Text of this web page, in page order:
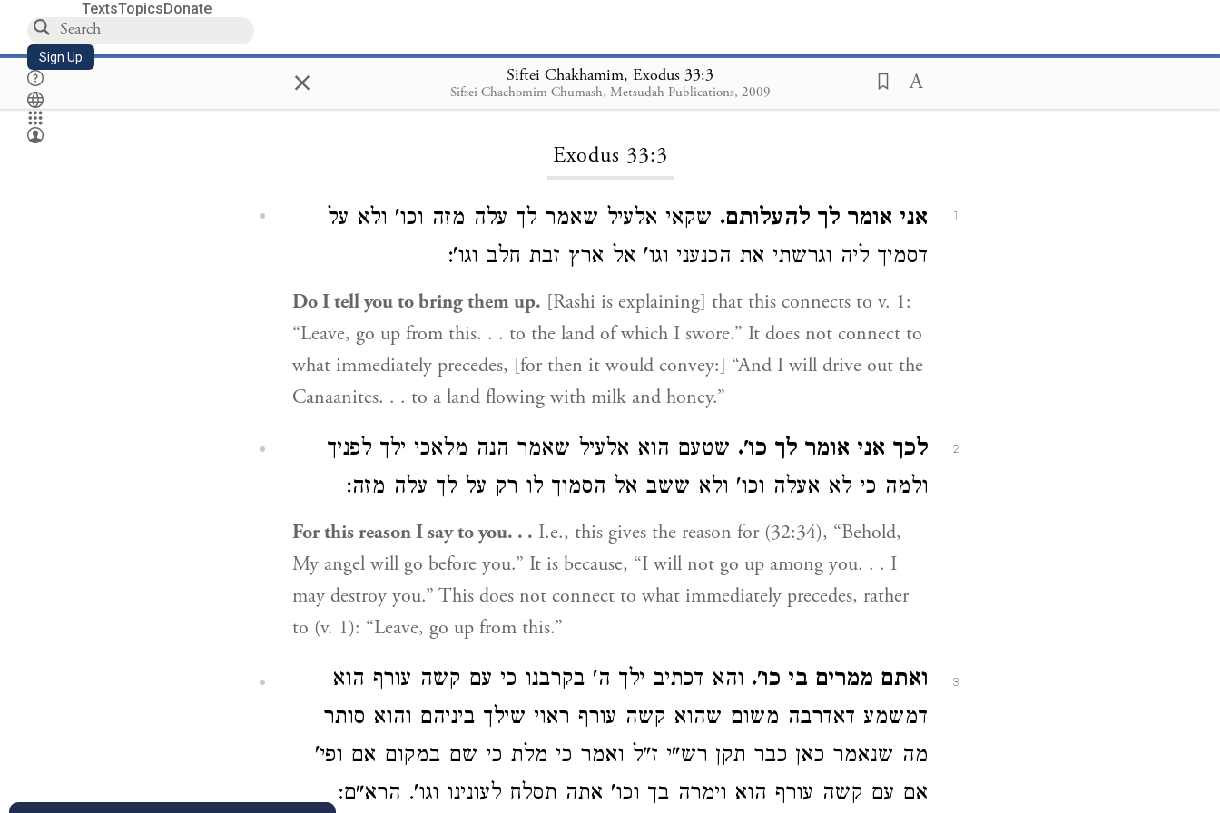
TextsTopicsDonate
Sign Up × Siftei Chakhamim, Exodus 33:3
Sifsei Chachomim Chumash, Metsudah Publications, 2009
Loading...
Exodus 33:3
1 אני אומר לך להעלותם. שקאי אלעיל שאמר לך עלה מזה וכו' ולא על
דסמיך ליה וגרשתי את הכנעני וגו' אל ארץ זבת חלב וגו':
Do I tell you to bring them up. [Rashi is explaining] that this connects to v. 1:
“Leave, go up from this. . . to the land of which I swore.” It does not connect to
what immediately precedes, [for then it would convey:] “And I will drive out the
Canaanites. . . to a land flowing with milk and honey.”
2 לכך אני אומר לך כו'. שטעם הוא אלעיל שאמר הנה מלאכי ילך לפניך
ולמה כי לא אעלה וכו' ולא ששב אל הסמוך לו רק על לך עלה מזה:
For this reason I say to you. . . I.e., this gives the reason for (32:34), “Behold,
My angel will go before you.” It is because, “I will not go up among you. . . I
may destroy you.” This does not connect to what immediately precedes, rather
to (v. 1): “Leave, go up from this.”
3 ואתם ממרים בי כו'. והא דכתיב ילך ה' בקרבנו כי עם קשה עורף הוא
דמשמע דאדרבה משום שהוא קשה עורף ראוי שילך ביניהם והוא סותר
מה שנאמר כאן כבר תקן רש"י ז"ל ואמר כי מלת כי שם במקום אם ופי'
אם עם קשה עורף הוא וימרה בך וכו' אתה תסלח לעונינו וגו'. הרא"ם: